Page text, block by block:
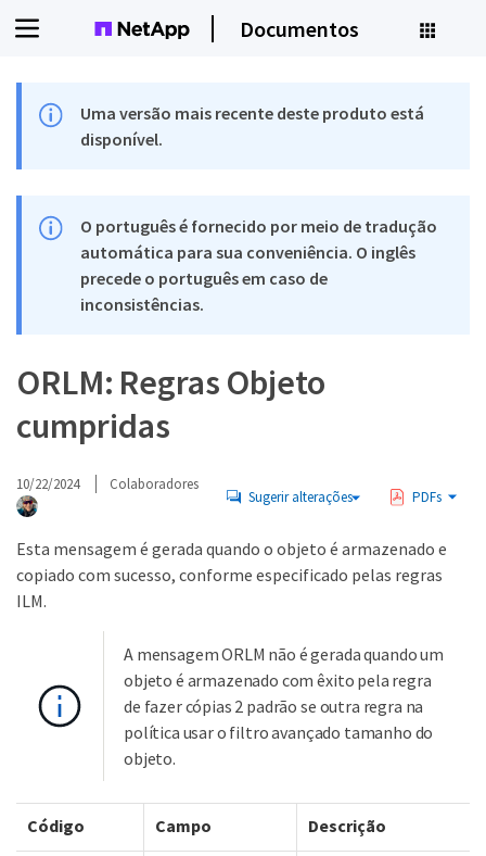
Documentos
Uma versão mais recente deste produto está
disponível.
O português é fornecido por meio de tradução
automática para sua conveniência. O inglês
precede o português em caso de
inconsistências.
ORLM: Regras Objeto
cumpridas
10/22/2024 Colaboradores
Sugerir alterações PDFs
Esta mensagem é gerada quando o objeto é armazenado e
copiado com sucesso, conforme especificado pelas regras
ILM.
A mensagem ORLM não é gerada quando um
objeto é armazenado com êxito pela regra
de fazer cópias 2 padrão se outra regra na
política usar o filtro avançado tamanho do
objeto.
Código Campo Descrição